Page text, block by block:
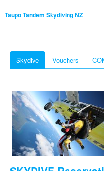
Taupo Tandem Skydiving NZ
Skydive Vouchers